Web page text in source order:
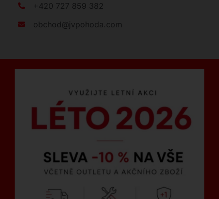
+420 727 859 382
obchod@jvpohoda.com